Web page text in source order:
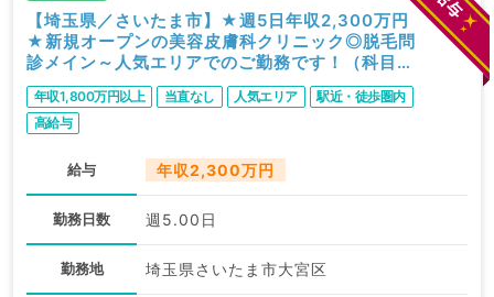
【埼玉県／さいたま市】★週5日年収2,300万円
★新規オープンの美容皮膚科クリニック◎脱毛問
診メイン～人気エリアでのご勤務です！（科目不
問／常勤）
年収1,800万円以上 当直なし 人気エリア
駅近・徒歩圏内
高給与
給与 年収2,300万円
勤務日数 週5.00日
勤務地 埼玉県さいたま市大宮区